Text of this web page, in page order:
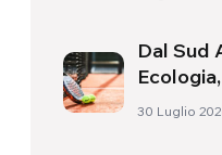
Dal Sud
30 Luglio